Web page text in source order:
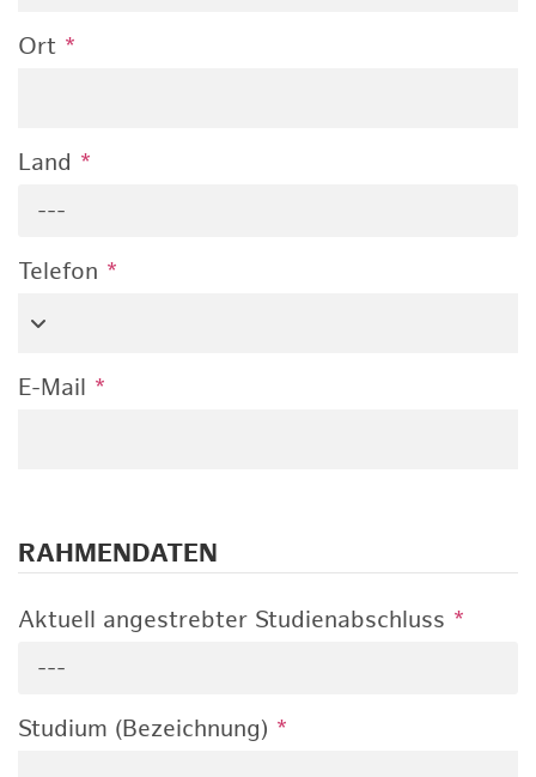
Ort *
Land *
---
Telefon *
E-Mail *
RAHMENDATEN
Aktuell angestrebter Studienabschluss *
---
Studium (Bezeichnung) *